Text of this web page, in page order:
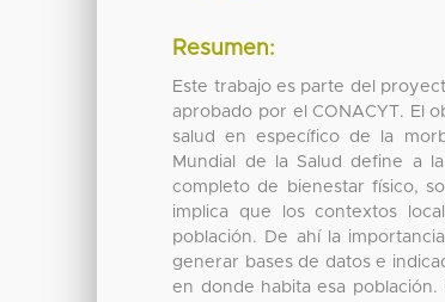
Resumen:
Este trabajo es parte del
aprobado por el CONACYT. El
salud en específico de la
Mundial de la Salud define a
completo de bienestar físico,
implica que los contextos
población. De ahí la
generar bases de datos e
en donde habita esa